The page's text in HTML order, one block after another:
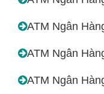
ATM Ngân
ATM Ngân
ATM Ngân